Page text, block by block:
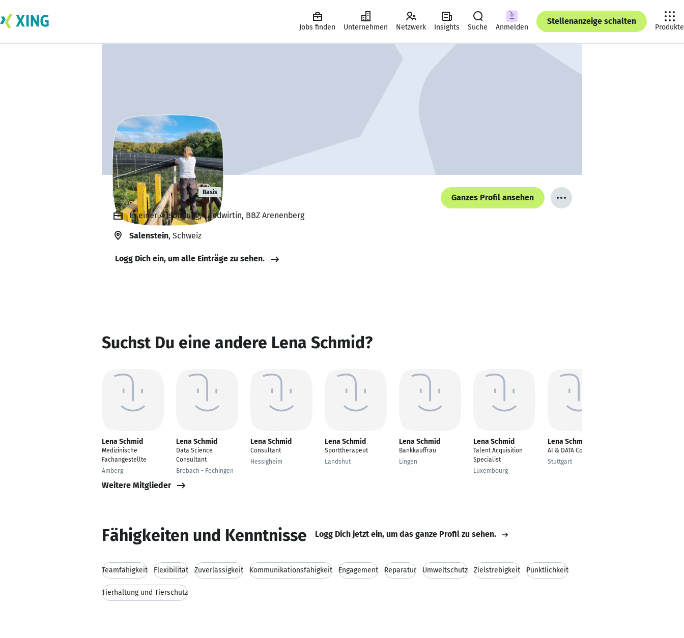
Jobs finden Unternehmen Netzwerk Insights Suche Anmelden
Stellenanzeige schalten
Produkte
Lena Schmid Basis
Ganzes Profil ansehen
In einer Ausbildung, Landwirtin, BBZ Arenenberg
Salenstein, Schweiz
Logg Dich ein, um alle Einträge zu sehen.
Suchst Du eine andere Lena Schmid?
Lena Schmid
Medizinische
Fachangestellte
Amberg
Lena Schmid
Data Science
Consultant
Brebach - Fechingen
Lena Schmid
Consultant
Hessigheim
Lena Schmid
Sporttherapeut
Landshut
Lena Schmid
Bankkauffrau
Lingen
Lena Schmid
Talent Acquisition
Specialist
Luxembourg
Lena Schmid
AI & DATA Consultant
Stuttgart
Weitere Mitglieder
Fähigkeiten und Kenntnisse Logg Dich jetzt ein, um das ganze Profil zu sehen.
Teamfähigkeit Flexibilität Zuverlässigkeit Kommunikationsfähigkeit Engagement Reparatur Umweltschutz Zielstrebigkeit Pünktlichkeit
Tierhaltung und Tierschutz